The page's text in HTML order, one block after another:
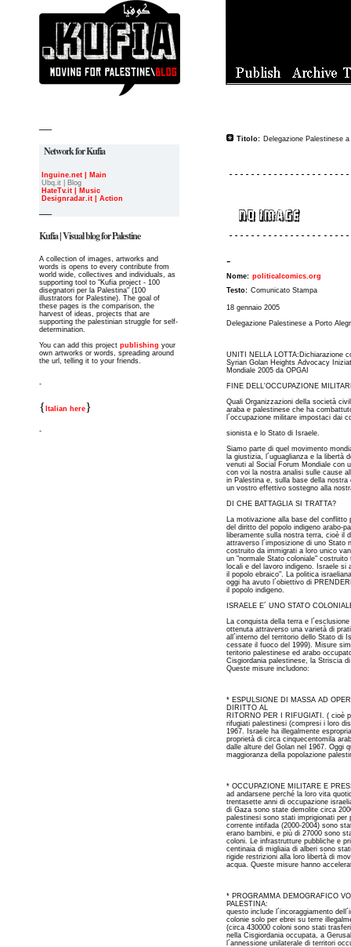
Network for Kufia
Inguine.net | Main
Ubq.it | Blog
HateTv.it | Music
Designradar.it | Action
Kufia | Visual blog for Palestine
A collection of images, artworks and
words is opens to every contribute from
world wide, collectives and individuals, as
supporting tool to "Kufia project - 100
disegnatori per la Palestina" (100
illustrators for Palestine). The goal of
these pages is the comparison, the
harvest of ideas, projects that are
supporting the palestinian struggle for self-
determination.
You can add this project publishing your
own artworks or words, spreading around
the url, telling it to your friends.
-
{ Italian here}
-
Titolo: Delegazione Palestinese
-
Nome: politicalcomics.org
Testo: Comunicato Stampa
18 gennaio 2005
Delegazione Palestinese a Porto
UNITI NELLA LOTTA:Dichiarazione
Syrian Golan Heights Advocacy
Mondiale 2005 da OPGAI
FINE DELL'OCCUPAZIONE
Quali Organizzazioni della società
araba e palestinese che ha
l´occupazione militare impostaci dai
sionista e lo Stato di Israele.
Siamo parte di quel movimento
la giustizia, l´uguaglianza e la libertà
venuti al Social Forum Mondiale con
con voi la nostra analisi sulle cause
in Palestina e, sulla base della
un vostro effettivo sostegno alla
DI CHE BATTAGLIA SI TRATTA?
La motivazione alla base del conflitto
del diritto del popolo indigeno arabo-
liberamente sulla nostra terra, cioè il
attraverso l´imposizione di uno Stato
costruito da immigrati a loro unico
un "normale Stato coloniale" costruito
locali e del lavoro indigeno. Israele
il popolo ebraico". La politica
oggi ha avuto l´obiettivo di
il popolo indigeno.
ISRAELE E´ UNO STATO
La conquista della terra e
ottenuta attraverso una varietà di
all´interno del territorio dello Stato di
cessate il fuoco del 1999). Misure
teritorio palestinese ed arabo
Cisgiordania palestinese, la Striscia
Queste misure includono:
* ESPULSIONE DI MASSA AD
DIRITTO AL
RITORNO PER I RIFUGIATI. ( cioè
rifugiati palestinesi (compresi i loro
1967. Israele ha illegalmente
proprietà di circa cinquecentomila
dalle alture del Golan nel 1967. Oggi
maggioranza della popolazione
* OCCUPAZIONE MILITARE E
ad andarsene perché la loro vita
trentasette anni di occupazione
di Gaza sono state demolite circa
palestinesi sono stati imprigionati per
corrente intifada (2000-2004) sono
erano bambini, e più di 27000 sono
coloni. Le infrastrutture pubbliche e
centinaia di migliaia di alberi sono
rigide restrizioni alla loro libertà di
acqua. Queste misure hanno
* PROGRAMMA DEMOGRAFICO
PALESTINA:
questo include l´incoraggiamento
colonie solo per ebrei su terre
(circa 430000 coloni sono stati
nella Cisgiordania occupata, a
l´annessione unilaterale di territori